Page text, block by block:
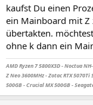
kaufst Du einen
ein Mainboard mit Z
übertakten.
ohne k dann ein
AMD Ryzen 7 5800X3D - Noctua
Z Neo 3600MHz - Zotac RTX
500GB - Crucial MX 500GB -